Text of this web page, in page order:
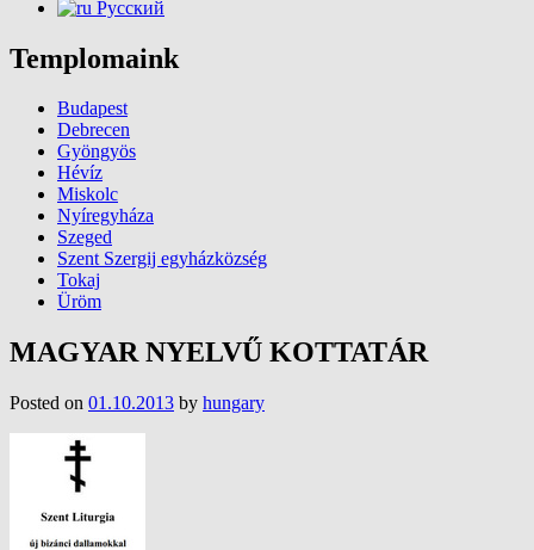
Русский
Templomaink
Budapest
Debrecen
Gyöngyös
Hévíz
Miskolc
Nyíregyháza
Szeged
Szent Szergij egyházközség
Tokaj
Üröm
MAGYAR NYELVŰ KOTTATÁR
Posted on 01.10.2013 by hungary